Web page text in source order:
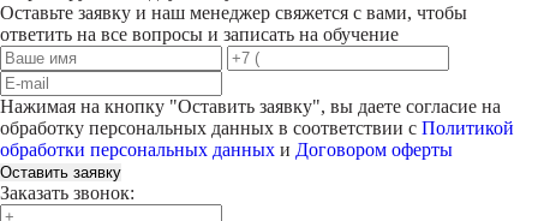
Оставьте заявку и наш менеджер свяжется с вами, чтобы
ответить на все вопросы и записать на обучение
Нажимая на кнопку "Оставить заявку", вы даете согласие на
обработку персональных данных в соответствии с Политикой
обработки персональных данных и Договором оферты
Оставить заявку
Заказать звонок: